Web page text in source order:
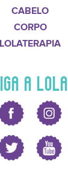
CABELO
CORPO
LOLATERAPIA
A LOLA